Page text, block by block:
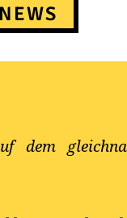
NEWS
dem